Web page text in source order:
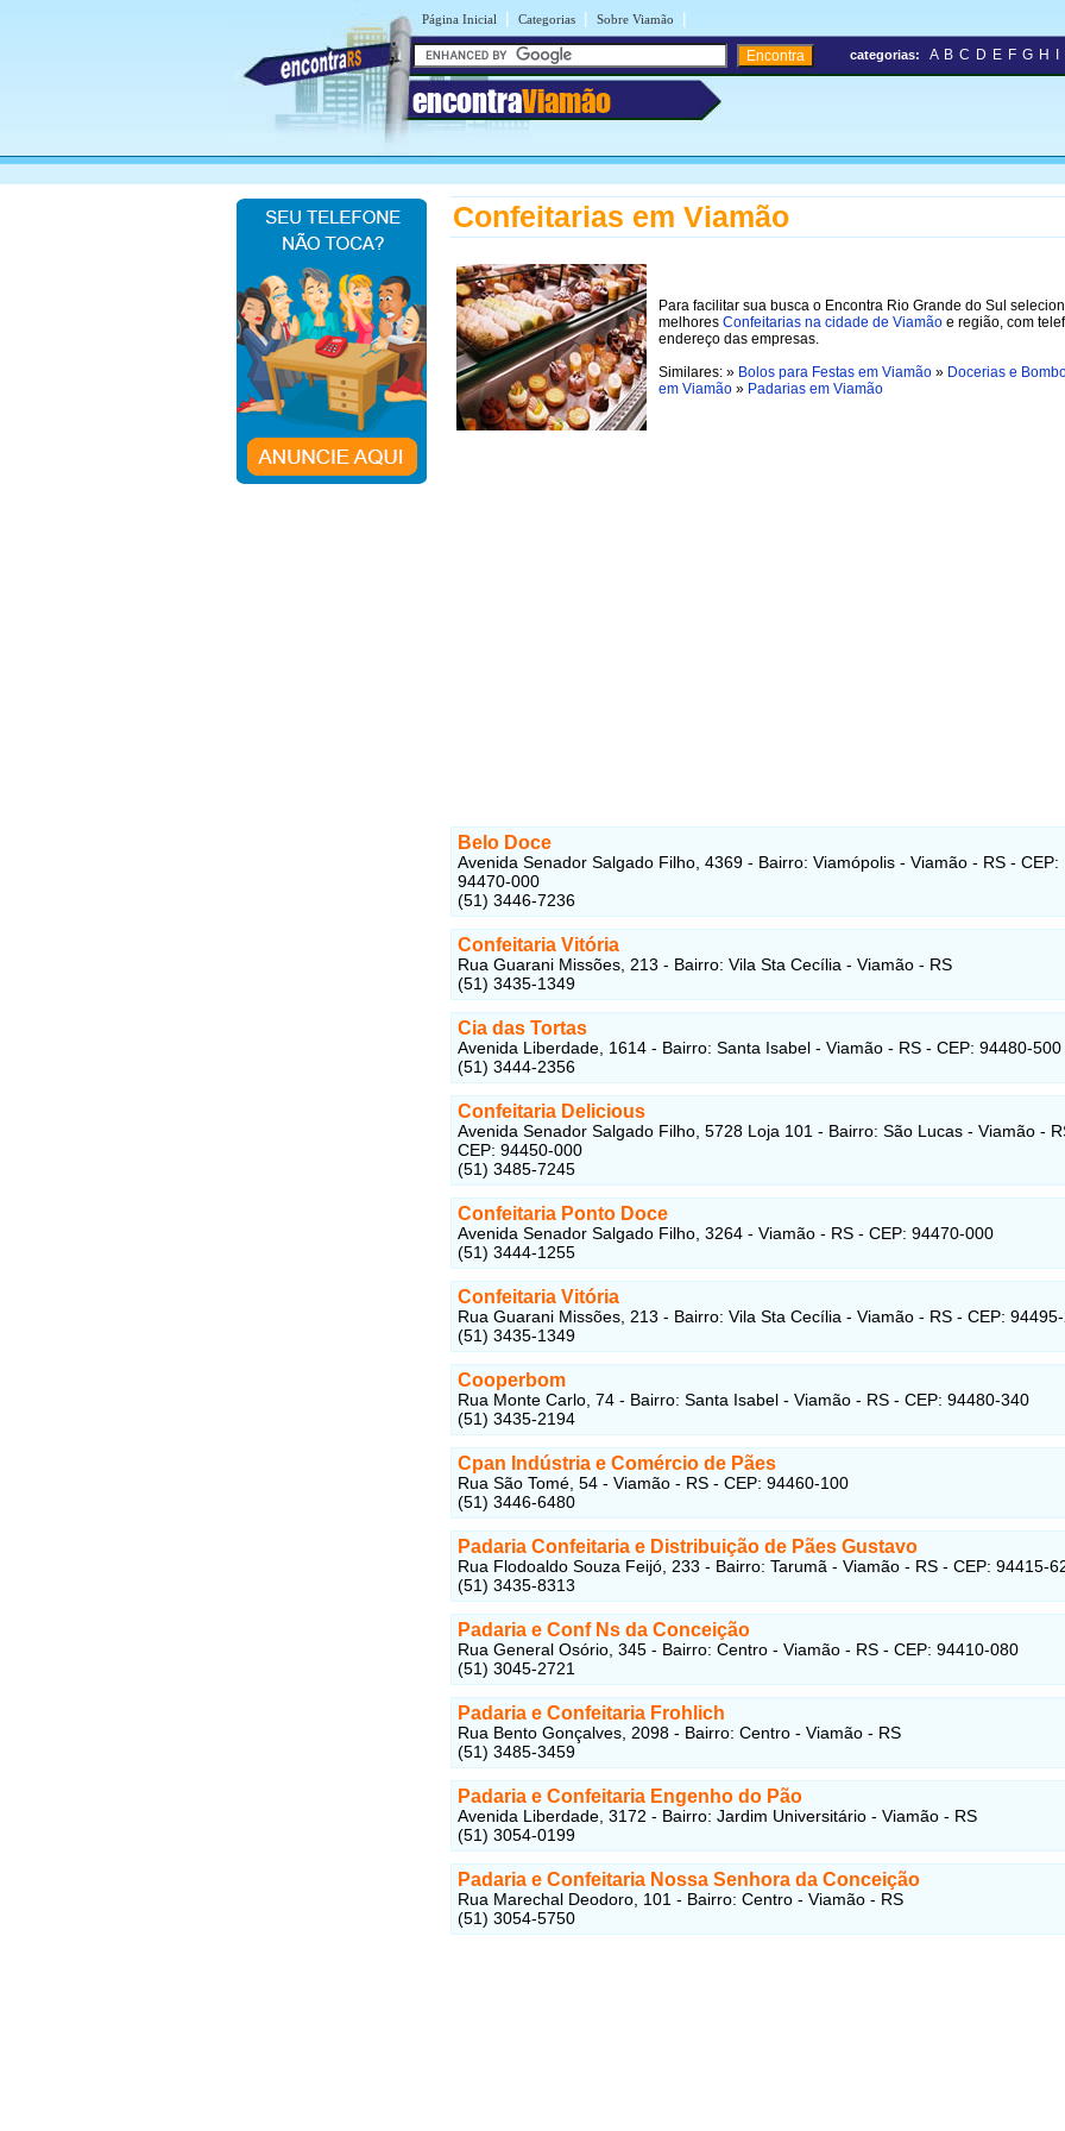
Página Inicial | Categorias | Sobre Viamão |
encontraViamão
categorias: A B C D E F G H
Confeitarias em Viamão
Para facilitar sua busca o Encontra Rio Grande do Sul
melhores Confeitarias na cidade de Viamão e região, com
endereço das empresas.
Similares: » Bolos para Festas em Viamão » Docerias e
em Viamão » Padarias em Viamão
Belo Doce
Avenida Senador Salgado Filho, 4369 - Bairro: Viamópolis - Viamão - RS - CEP:
94470-000
(51) 3446-7236
Confeitaria Vitória
Rua Guarani Missões, 213 - Bairro: Vila Sta Cecília - Viamão - RS
(51) 3435-1349
Cia das Tortas
Avenida Liberdade, 1614 - Bairro: Santa Isabel - Viamão - RS - CEP: 94480-500
(51) 3444-2356
Confeitaria Delicious
Avenida Senador Salgado Filho, 5728 Loja 101 - Bairro: São Lucas - Viamão -
CEP: 94450-000
(51) 3485-7245
Confeitaria Ponto Doce
Avenida Senador Salgado Filho, 3264 - Viamão - RS - CEP: 94470-000
(51) 3444-1255
Confeitaria Vitória
Rua Guarani Missões, 213 - Bairro: Vila Sta Cecília - Viamão - RS - CEP:
(51) 3435-1349
Cooperbom
Rua Monte Carlo, 74 - Bairro: Santa Isabel - Viamão - RS - CEP: 94480-340
(51) 3435-2194
Cpan Indústria e Comércio de Pães
Rua São Tomé, 54 - Viamão - RS - CEP: 94460-100
(51) 3446-6480
Padaria Confeitaria e Distribuição de Pães Gustavo
Rua Flodoaldo Souza Feijó, 233 - Bairro: Tarumã - Viamão - RS - CEP: 94415-
(51) 3435-8313
Padaria e Conf Ns da Conceição
Rua General Osório, 345 - Bairro: Centro - Viamão - RS - CEP: 94410-080
(51) 3045-2721
Padaria e Confeitaria Frohlich
Rua Bento Gonçalves, 2098 - Bairro: Centro - Viamão - RS
(51) 3485-3459
Padaria e Confeitaria Engenho do Pão
Avenida Liberdade, 3172 - Bairro: Jardim Universitário - Viamão - RS
(51) 3054-0199
Padaria e Confeitaria Nossa Senhora da Conceição
Rua Marechal Deodoro, 101 - Bairro: Centro - Viamão - RS
(51) 3054-5750